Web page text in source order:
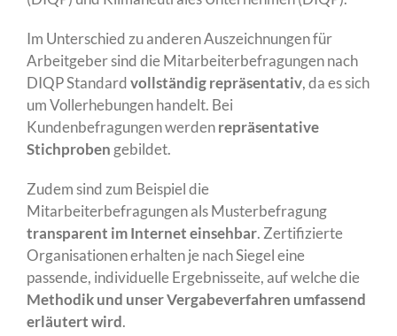
Im Unterschied zu anderen Auszeichnungen für
Arbeitgeber sind die Mitarbeiterbefragungen nach
DIQP Standardvollständig repräsentativ, da es sich
um Vollerhebungen handelt. Bei
Kundenbefragungen werdenrepräsentative
Stichproben gebildet.
Zudem sind zum Beispiel die
Mitarbeiterbefragungenals Musterbefragung
transparent im Internet einsehbar. Zertifizierte
Organisationen erhalten je nach Siegel eine
passende, individuelle Ergebnisseite, auf welche die
Methodik und unser Vergabeverfahren umfassend
erläutert wird.